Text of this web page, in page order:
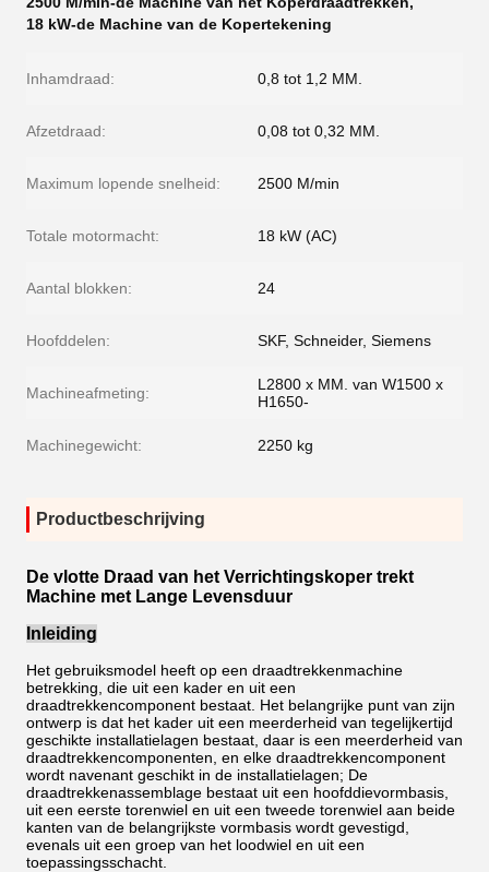
18 kW-de Machine van de Kopertekening
Inhamdraad: 0,8 tot 1,2 MM.
Afzetdraad: 0,08 tot 0,32 MM.
Maximum lopende snelheid: 2500 M/min
Totale motormacht: 18 kW (AC)
Aantal blokken: 24
Hoofddelen: SKF, Schneider, Siemens
Machineafmeting:
L2800 x MM. van W1500 x
H1650-
Machinegewicht: 2250 kg
Productbeschrijving
De vlotte Draad van het Verrichtingskoper trekt
Machine met Lange Levensduur
Inleiding
Het gebruiksmodel heeft op een draadtrekkenmachine
betrekking, die uit een kader en uit een
draadtrekkencomponent bestaat. Het belangrijke punt van zijn
ontwerp is dat het kader uit een meerderheid van tegelijkertijd
geschikte installatielagen bestaat, daar is een meerderheid van
draadtrekkencomponenten, en elke draadtrekkencomponent
wordt navenant geschikt in de installatielagen; De
draadtrekkenassemblage bestaat uit een hoofddievormbasis,
uit een eerste torenwiel en uit een tweede torenwiel aan beide
kanten van de belangrijkste vormbasis wordt gevestigd,
evenals uit een groep van het loodwiel en uit een
toepassingsschacht.